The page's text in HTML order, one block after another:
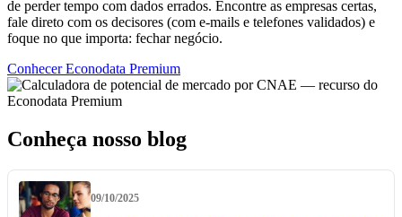
de perder tempo com dados errados. Encontre as empresas certas,
fale direto com os decisores (com e-mails e telefones validados) e
foque no que importa: fechar negócio.
Conhecer Econodata Premium
Conheça nosso blog
09/10/2025